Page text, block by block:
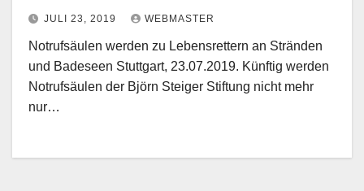
JULI 23, 2019 WEBMASTER
Notrufsäulen werden zu Lebensrettern an Stränden
und Badeseen Stuttgart, 23.07.2019. Künftig werden
Notrufsäulen der Björn Steiger Stiftung nicht mehr
nur…